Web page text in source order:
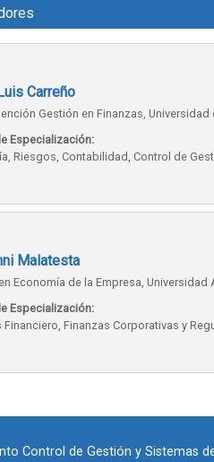
Carreño
Gestión en Finanzas, Universidad
Especialización:
Riesgos, Contabilidad, Control de
Malatesta
Economía de la Empresa,
Especialización:
Financiero, Finanzas Corporativas y
Control de Gestión y Sistemas